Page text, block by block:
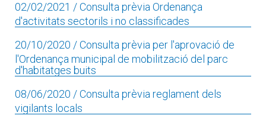
02/02/2021 / Consulta prèvia Ordenança
d'activitats sectorils i no classificades
20/10/2020 / Consulta prèvia per l'aprovació de
l'Ordenança municipal de mobilització del parc
d'habitatges buits
08/06/2020 / Consulta prèvia reglament dels
vigilants locals